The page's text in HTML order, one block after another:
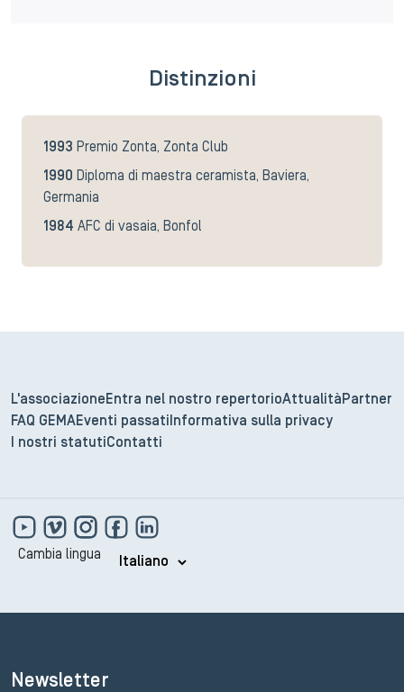
Distinzioni
1993 Premio Zonta, Zonta Club
1990 Diploma di maestra ceramista, Baviera,
Germania
1984 AFC di vasaia, Bonfol
L'associazione Entra nel nostro repertorioAttualità Partner
FAQ GEMAEventi passati
Informativa sulla privacy
I nostri statuti Contatti
Cambia lingua
Newsletter